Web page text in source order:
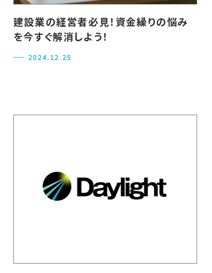
建設業の経営者必見！資金繰りの悩み
を今すぐ解消しよう！
2024.12.25